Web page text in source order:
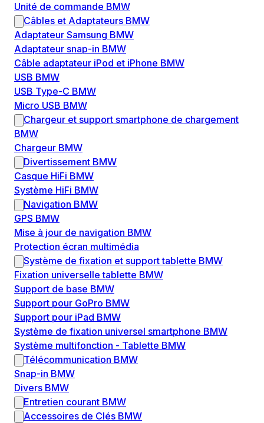
Unité de commande BMW
Câbles et Adaptateurs BMW
Adaptateur Samsung BMW
Adaptateur snap-in BMW
Câble adaptateur iPod et iPhone BMW
USB BMW
USB Type-C BMW
Micro USB BMW
Chargeur et support smartphone de chargement
BMW
Chargeur BMW
Divertissement BMW
Casque HiFi BMW
Système HiFi BMW
Navigation BMW
GPS BMW
Mise à jour de navigation BMW
Protection écran multimédia
Système de fixation et support tablette BMW
Fixation universelle tablette BMW
Support de base BMW
Support pour GoPro BMW
Support pour iPad BMW
Système de fixation universel smartphone BMW
Système multifonction - Tablette BMW
Télécommunication BMW
Snap-in BMW
Divers BMW
Entretien courant BMW
Accessoires de Clés BMW